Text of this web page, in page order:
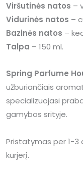
Viršutinės natos –
Vidurinės natos –
Bazinės natos –
Talpa – 150 ml.
Spring Parfume
užburiančiais
specializuojasi
gamybos srityje.
Pristatymas per 1-3
kurjerį.